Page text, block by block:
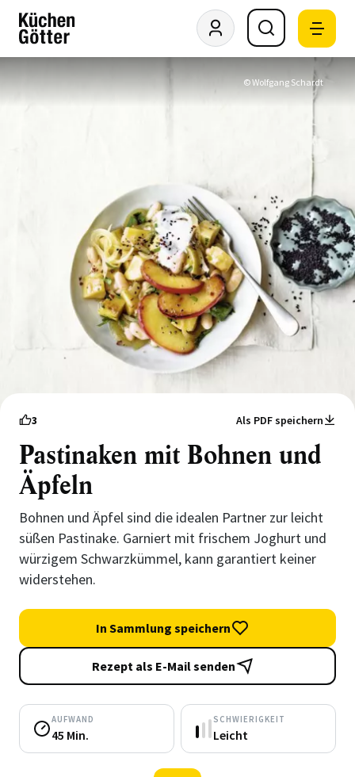
© Wolfgang Schardt
3 Als PDF speichern
Pastinaken mit Bohnen und
Äpfeln
Bohnen und Äpfel sind die idealen Partner zur leicht
süßen Pastinake. Garniert mit frischem Joghurt und
würzigem Schwarzkümmel, kann garantiert keiner
widerstehen.
In Sammlung speichern
Rezept als E-Mail senden
AUFWAND
45 Min.
SCHWIERIGKEIT
Leicht